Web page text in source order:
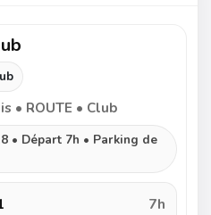
• ROUTE • Club
• Départ 7h • Parking de
7h